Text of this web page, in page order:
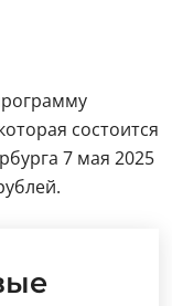
состоится
7 мая 2025